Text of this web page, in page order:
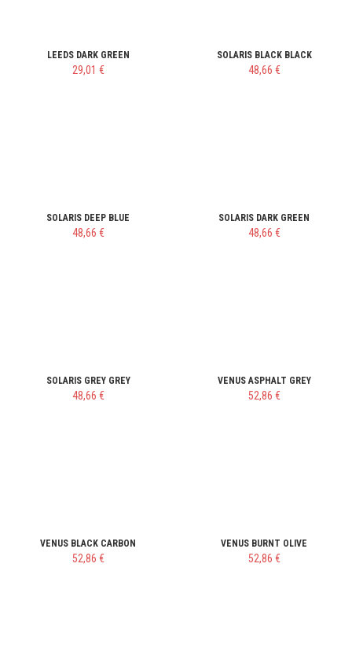
LEEDS DARK GREEN
29,01 €
SOLARIS BLACK BLACK
48,66 €
SOLARIS DEEP BLUE
48,66 €
SOLARIS DARK GREEN
48,66 €
SOLARIS GREY GREY
48,66 €
VENUS ASPHALT GREY
52,86 €
VENUS BLACK CARBON
52,86 €
VENUS BURNT OLIVE
52,86 €